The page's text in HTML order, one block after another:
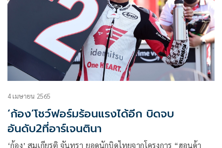
4 เมษายน 2565
‘ก้อง’โชว์ฟอร์มร้อนแรงได้อีก บิดจบ
อันดับ2ที่อาร์เจนตินา
‘ก้อง’ สมเกียรติ จันทรา ยอดนักบิดไทยจากโครงการ “ฮอนด้า